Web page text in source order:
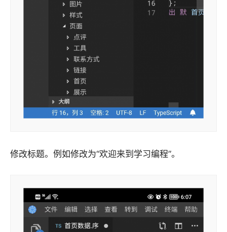
修改标题。例如修改为“欢迎来到学习编程”。